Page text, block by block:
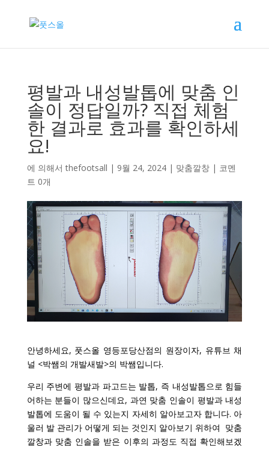
평발과 내성발톱에 맞춤 인
솔이 정답일까? 직접 체험
한 결과로 효과를 확인하세
요!
에 의해서thefootsall | 9월 24, 2024| 맞춤깔창| 코멘
트 0개
안녕하세요, 풋스올 영등포당산점의 원장이자, 유튜브 채
널 <박쌤의 개발새발>의 박쌤입니다.
우리 주변에 평발과 파고드는 발톱, 즉 내성발톱으로 힘들
어하는 분들이 많으신데요, 과연 맞춤 인솔이 평발과 내성
발톱에 도움이 될 수 있는지 자세히 알아보고자 합니다. 아
울러 발 관리가 어떻게 되는 것인지 알아보기 위하여 맞춤
깔창과 맞춤 인솔을 받은 이후의 과정도 직접 확인해보겠